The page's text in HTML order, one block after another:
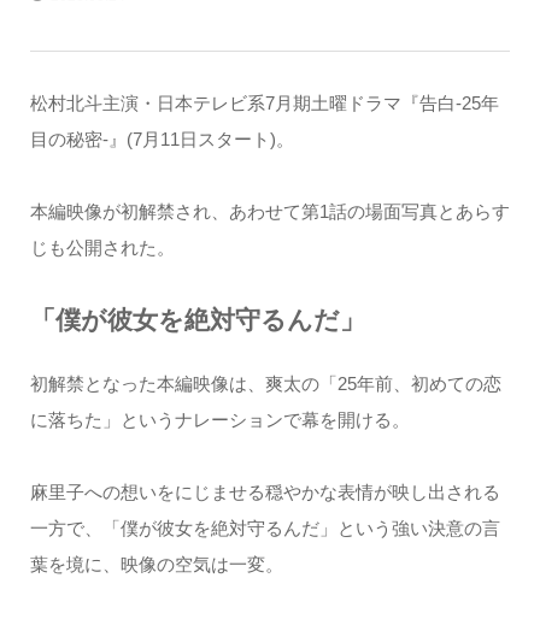
松村北斗主演・日本テレビ系7月期土曜ドラマ『告白-25年
目の秘密-』(7月11日スタート)。
本編映像が初解禁され、あわせて第1話の場面写真とあらす
じも公開された。
「僕が彼女を絶対守るんだ」
初解禁となった本編映像は、爽太の「25年前、初めての恋
に落ちた」というナレーションで幕を開ける。
麻里子への想いをにじませる穏やかな表情が映し出される
一方で、「僕が彼女を絶対守るんだ」という強い決意の言
葉を境に、映像の空気は一変。